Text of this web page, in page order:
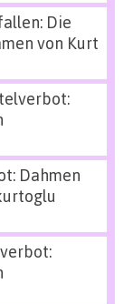
Die
von Kurt
Dahmen